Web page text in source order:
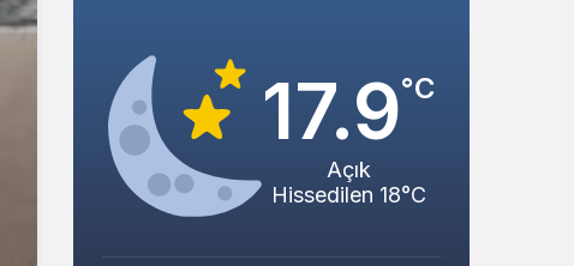
17.9°C
Açık
Hissedilen 18°C